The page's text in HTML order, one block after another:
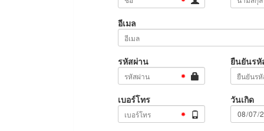
อีเมล
รหัสผ่าน ยืนยันรหั
เบอร์โทร วันเกิด